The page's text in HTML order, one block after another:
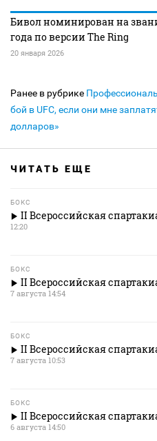
Бивол номинирован на
года по версии The Ring
20 января 2026
Ранее в рубрике
бой в UFC, если они мне
долларов»
ЧИТАТЬ ЕЩЕ
БОКС
II Всероссийская
12:20
БОКС
II Всероссийская
7 августа 14:54
БОКС
II Всероссийская
7 августа 10:53
БОКС
II Всероссийская
6 августа 14:50